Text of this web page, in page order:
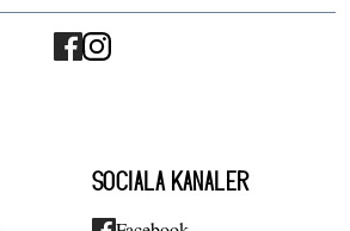
SOCIALA KANALER